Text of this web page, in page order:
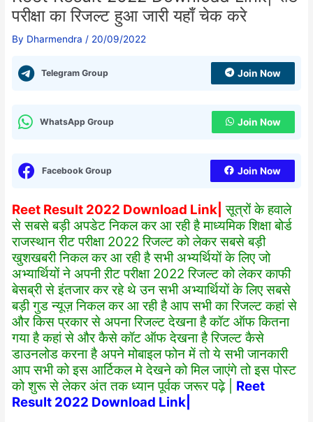
परीक्षा का रिजल्ट हुआ जारी यहाँ चेक करे
By Dharmendra / 20/09/2022
Telegram Group Join Now
WhatsApp Group Join Now
Facebook Group Join Now
Reet Result 2022 Download Link| सूत्रों के हवाले
से सबसे बड़ी अपडेट निकल कर आ रही है माध्यमिक शिक्षा बोर्ड
राजस्थान रीट परीक्षा 2022 रिजल्ट को लेकर सबसे बड़ी
खुशखबरी निकल कर आ रही है सभी अभ्यर्थियों के लिए जो
अभ्यार्थियों ने अपनी ऱीट परीक्षा 2022 रिजल्ट को लेकर काफी
बेसब्री से इंतजार कर रहे थे उन सभी अभ्यार्थियों के लिए सबसे
बड़ी गुड न्यूज़ निकल कर आ रही है आप सभी का रिजल्ट कहां से
और किस प्रकार से अपना रिजल्ट देखना है कॉट ऑफ कितना
गया है कहां से और कैसे कॉट ऑफ देखना है रिजल्ट कैसे
डाउनलोड करना है अपने मोबाइल फोन में तो ये सभी जानकारी
आप सभी को इस आर्टिकल मे देखने को मिल जाएंगे तो इस पोस्ट
को शुरू से लेकर अंत तक ध्यान पूर्वक जरूर पढ़े | Reet
Result 2022 Download Link|